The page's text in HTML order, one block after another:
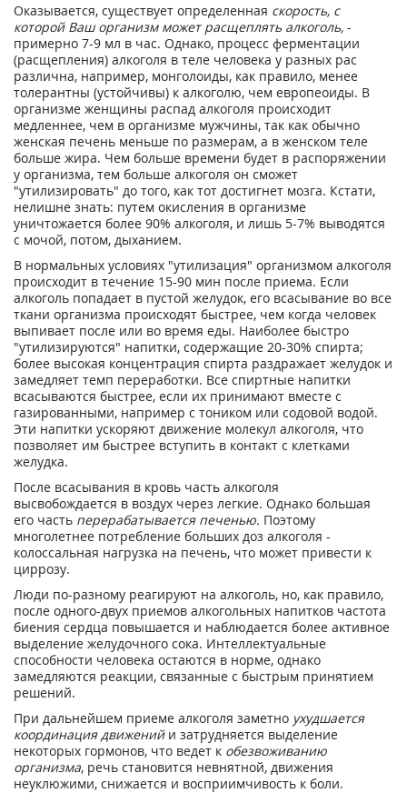
Оказывается, существует определенная скорость, с
которой Ваш организм может расщеплять алкоголь, -
примерно 7-9 мл в час. Однако, процесс ферментации
(расщепления) алкоголя в теле человека у разных рас
различна, например, монголоиды, как правило, менее
толерантны (устойчивы) к алкоголю, чем европеоиды. В
организме женщины распад алкоголя происходит
медленнее, чем в организме мужчины, так как обычно
женская печень меньше по размерам, а в женском теле
больше жира. Чем больше времени будет в распоряжении
у организма, тем больше алкоголя он сможет
"утилизировать" до того, как тот достигнет мозга. Кстати,
нелишне знать: путем окисления в организме
уничтожается более 90% алкоголя, и лишь 5-7% выводятся
с мочой, потом, дыханием.
В нормальных условиях "утилизация" организмом алкоголя
происходит в течение 15-90 мин после приема. Если
алкоголь попадает в пустой желудок, его всасывание во все
ткани организма происходят быстрее, чем когда человек
выпивает после или во время еды. Наиболее быстро
"утилизируются" напитки, содержащие 20-30% спирта;
более высокая концентрация спирта раздражает желудок и
замедляет темп переработки. Все спиртные напитки
всасываются быстрее, если их принимают вместе с
газированными, например с тоником или содовой водой.
Эти напитки ускоряют движение молекул алкоголя, что
позволяет им быстрее вступить в контакт с клетками
желудка.
После всасывания в кровь часть алкоголя
высвобождается в воздух через легкие. Однако большая
его часть перерабатывается печенью. Поэтому
многолетнее потребление больших доз алкоголя -
колоссальная нагрузка на печень, что может привести к
циррозу.
Люди по-разному реагируют на алкоголь, но, как правило,
после одного-двух приемов алкогольных напитков частота
биения сердца повышается и наблюдается более активное
выделение желудочного сока. Интеллектуальные
способности человека остаются в норме, однако
замедляются реакции, связанные с быстрым принятием
решений.
При дальнейшем приеме алкоголя заметно ухудшается
координация движенийи затрудняется выделение
некоторых гормонов, что ведет к обезвоживанию
организма, речь становится невнятной, движения
неуклюжими, снижается и восприимчивость к боли.